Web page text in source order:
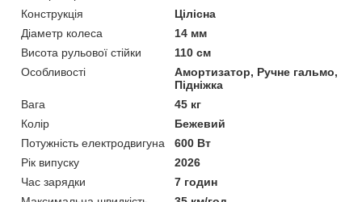
Конструкція
Цілісна
Діаметр колеса
14 мм
Висота рульової стійки
110 см
Особливості
Амортизатор, Ручне гальмо,
Підніжка
Вага
45 кг
Колір
Бежевий
Потужність електродвигуна
600 Вт
Рік випуску
2026
Час зарядки
7 годин